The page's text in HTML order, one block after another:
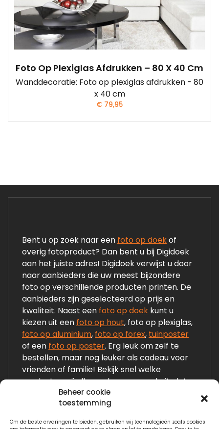
Beheer cookie
toestemming
Om de beste ervaringen te bieden, gebruiken wij technologieën zoals cookies
Foto Op Plexiglas Afdrukken – 80 X 40 Cm
Wanddecoratie: Foto op plexiglas afdrukken - 80
x 40 cm
€ 79,95
Bent u op zoek naar een foto op doekof
overig fotoproduct? Dan bent u bij Digidoek
aan het juiste adres! Digidoek verwijst u door
naar aanbieders die uw meest bijzondere
foto op verschillende producten printen. De
aanbieders zijn geselecteerd op prijs en
kwaliteit. Naast een foto op doek kunt u
kiezen uit een foto op hout, foto op plexiglas,
foto op aluminium, foto op forex, tuinposter
of een foto op poster. Erg leuk om zelf te
bestellen, maar nog leuker als cadeau voor
vrienden of familie! Bekijk snel welke
producten wij allemaal op onze website laten
Links: